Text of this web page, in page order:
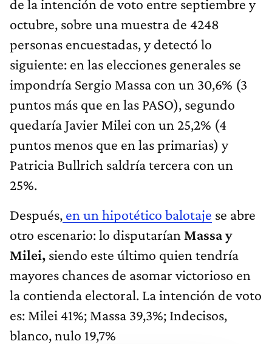
de la intención de voto entre septiembre y
octubre, sobre una muestra de 4248
personas encuestadas, y detectó lo
siguiente: en las elecciones generales se
impondría Sergio Massa con un 30,6% (3
puntos más que en las PASO), segundo
quedaría Javier Milei con un 25,2% (4
puntos menos que en las primarias) y
Patricia Bullrich saldría tercera con un
25%.
Después, en un hipotético balotaje se abre
otro escenario: lo disputarían Massa y
Milei, siendo este último quien tendría
mayores chances de asomar victorioso en
la contienda electoral. La intención de voto
es: Milei 41%; Massa 39,3%; Indecisos,
blanco, nulo 19,7%